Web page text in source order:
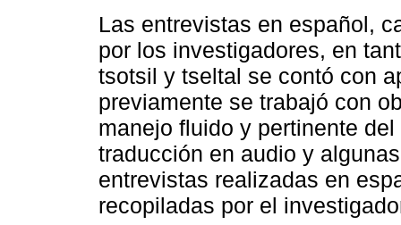
Las entrevistas en español,
por los investigadores, en
tsotsil y tseltal se contó con
previamente se trabajó con
manejo fluido y pertinente
traducción en audio y
entrevistas realizadas en
recopiladas por el